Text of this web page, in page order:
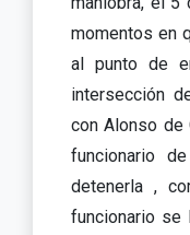
momentos en
al punto de
intersección
con Alonso de
funcionario
detenerla ,
funcionario se